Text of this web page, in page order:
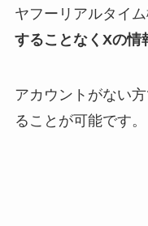
ヤフーリアルタイ
することなくXの情
アカウントがない
ることが可能です。